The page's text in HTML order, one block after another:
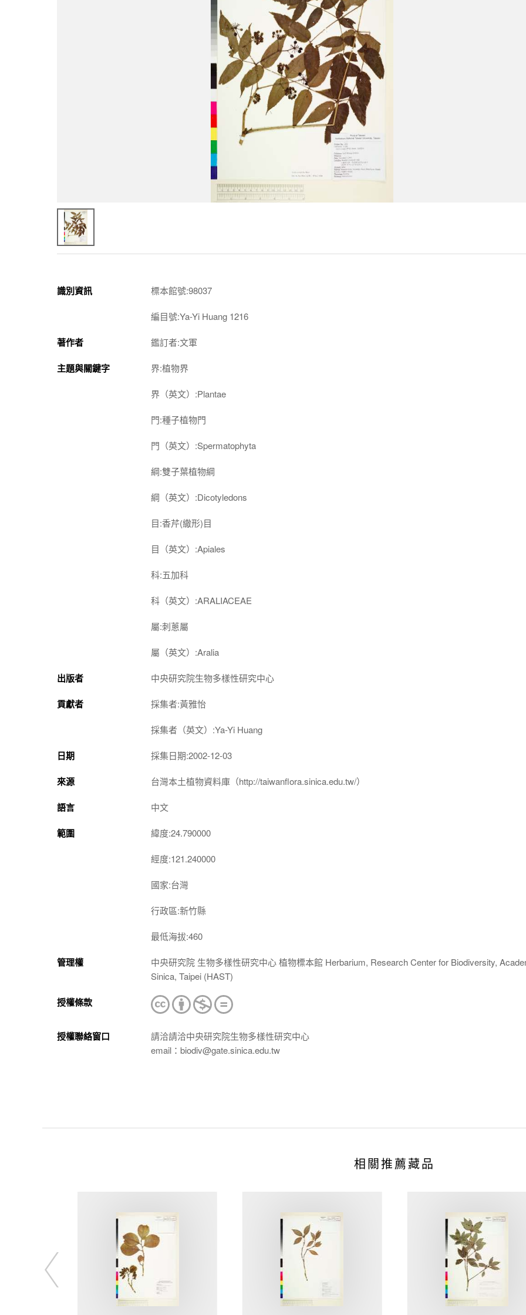
識別資訊 標本館號:98037
編目號:Ya-Yi Huang 1216
著作者 鑑訂者:文軍
主題與關鍵字 界:植物界
界（英文）:Plantae
門:種子植物門
門（英文）:Spermatophyta
綱:雙子葉植物綱
綱（英文）:Dicotyledons
目:香芹(繖形)目
目（英文）:Apiales
科:五加科
科（英文）:ARALIACEAE
屬:刺蔥屬
屬（英文）:Aralia
出版者 中央研究院生物多樣性研究中心
貢獻者 採集者:黃雅怡
採集者（英文）:Ya-Yi Huang
日期 採集日期:2002-12-03
來源 台灣本土植物資料庫（http://taiwanflora.sinica.edu.tw/）
語言 中文
範圍 緯度:24.790000
經度:121.240000
國家:台灣
行政區:新竹縣
最低海拔:460
管理權
中央研究院 生物多樣性研究中心 植物標本館 Herbarium, Research Center for Biodiversity,
Sinica, Taipei (HAST)
授權條款
授權聯絡窗口
請洽請洽中央研究院生物多樣性研究中心
email：biodiv@gate.sinica.edu.tw
相關推薦藏品